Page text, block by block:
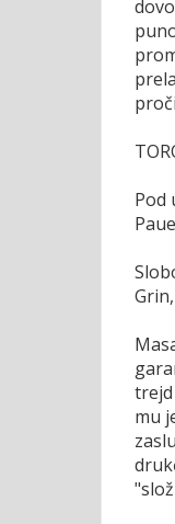
Pod
trejd
mu